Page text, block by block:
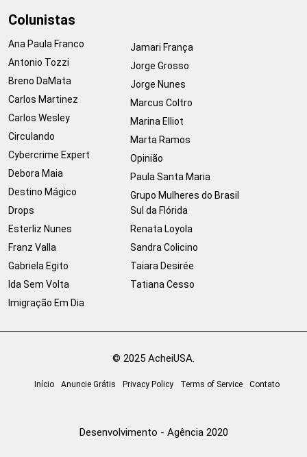
Colunistas
Ana Paula Franco
Antonio Tozzi
Breno DaMata
Carlos Martinez
Carlos Wesley
Circulando
Cybercrime Expert
Debora Maia
Destino Mágico
Drops
Esterliz Nunes
Franz Valla
Gabriela Egito
Ida Sem Volta
Imigração Em Dia
Jamari França
Jorge Grosso
Jorge Nunes
Marcus Coltro
Marina Elliot
Marta Ramos
Opinião
Paula Santa Maria
Grupo Mulheres do Brasil
Sul da Flórida
Renata Loyola
Sandra Colicino
Taiara Desirée
Tatiana Cesso
© 2025 AcheiUSA.
Início Anuncie Grátis Privacy Policy Terms of Service Contato
Desenvolvimento - Agência 2020